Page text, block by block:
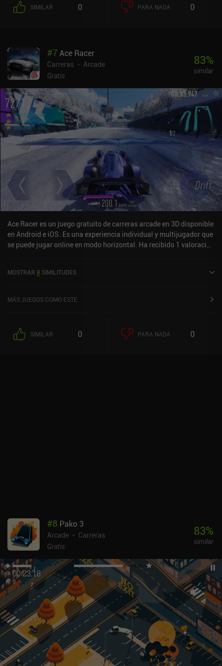
SIMILAR 0 PARA NADA 0
#7Ace Racer
Carreras
Arcade
Gratis
83%
similar
Ace Racer es un juego gratuito de carreras arcade en 3D disponible
en Android e iOS. Es una experiencia individual y multijugador que
se puede jugar online en modo horizontal. Ha recibido 1 valoración
Google Play y de 4,8 sobre 5,0 en la App Store de iOS.
MOSTRAR 8 SIMILITUDES
MÁS JUEGOS COMO ESTE
SIMILAR 0 PARA NADA 0
#8 Pako 3
Arcade
Carreras
Gratis
83%
similar